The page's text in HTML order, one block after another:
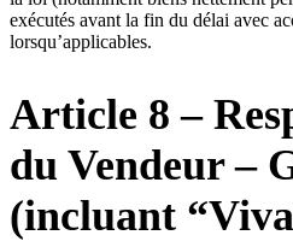
exécutés avant la fin du délai avec
lorsqu’applicables.
Article 8 –
du Vendeur –
(incluant